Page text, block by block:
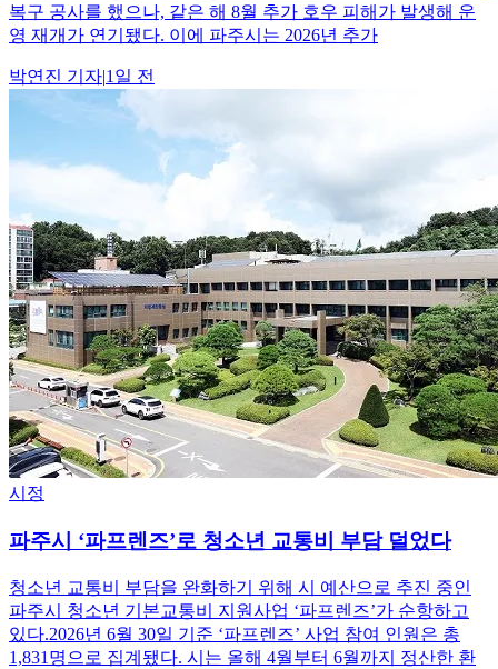
복구 공사를 했으나, 같은 해 8월 추가 호우 피해가 발생해 운
영 재개가 연기됐다. 이에 파주시는 2026년 추가
박연진 기자|1일 전
시정
파주시 ‘파프렌즈’로 청소년 교통비 부담 덜었다
청소년 교통비 부담을 완화하기 위해 시 예산으로 추진 중인
파주시 청소년 기본교통비 지원사업 ‘파프렌즈’가 순항하고
있다.2026년 6월 30일 기준 ‘파프렌즈’ 사업 참여 인원은 총
1,831명으로 집계됐다. 시는 올해 4월부터 6월까지 정산한 환